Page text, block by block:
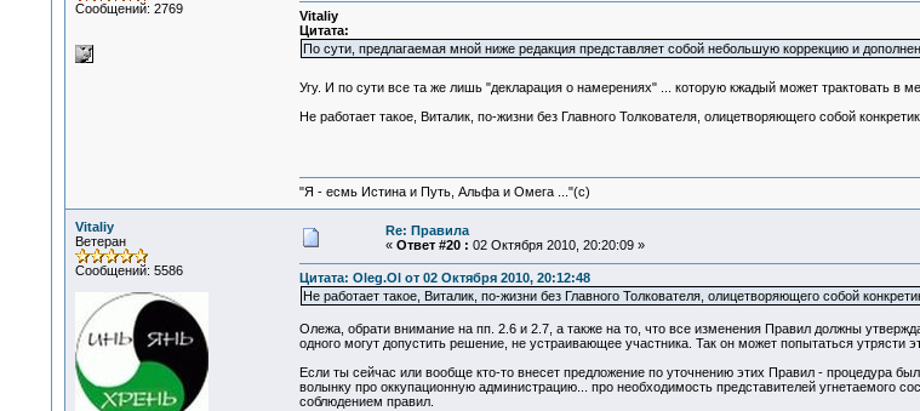
Сообщений: 2769
Vitaliy
Цитата:
По сути, предлагаемая мной ниже редакция представляет собой небольшую коррекцию и
Угу. И по сути все та же лишь "декларация о намерениях" ... которую кжадый может трактовать в
Не работает такое, Виталик, по-жизни без Главного Толкователя, олицетворяющего собой
"Я - есмь Истина и Путь, Альфа и Омега ..."(с)
Vitaliy
Ветеран
Сообщений: 5586
Re: Правила
« Ответ #20 : 02 Октября 2010, 20:20:09 »
Цитата: Oleg.Ol от 02 Октября 2010, 20:12:48
Не работает такое, Виталик, по-жизни без Главного Толкователя, олицетворяющего собой
Олежа, обрати внимание на пп. 2.6 и 2.7, а также на то, что все изменения Правил должны
одного могут допустить решение, не устраивающее участника. Так он может попытаться
Если ты сейчас или вообще кто-то внесет предложение по уточнению этих Правил - процедура
волынку про оккупационную администрацию... про необходимость представителей угнетаемого
соблюдением правил.